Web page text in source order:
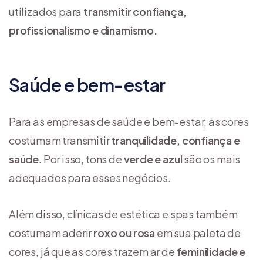
utilizados para transmitir confiança,
profissionalismo e dinamismo.
Saúde e bem-estar
Para as empresas de saúde e bem-estar, as cores
costumam transmitirtranquilidade, confiança e
saúde. Por isso, tons deverde e azulsão os mais
adequados para esses negócios.
Além disso, clínicas de estética e spas também
costumam aderirroxo ou rosa em sua paleta de
cores, já que as cores trazem ar de feminilidade e